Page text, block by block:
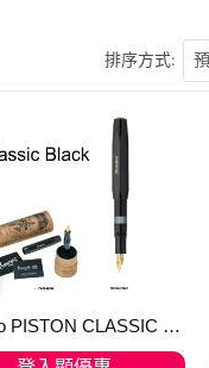
排序方式:
Kaweco PISTON CLASSIC 膠筆身 Black/Gold Fountain Pen